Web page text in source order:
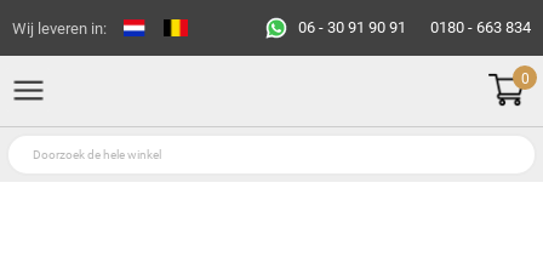
Wij leveren in: 06 - 30 91 90 91 0180 - 663 834
0